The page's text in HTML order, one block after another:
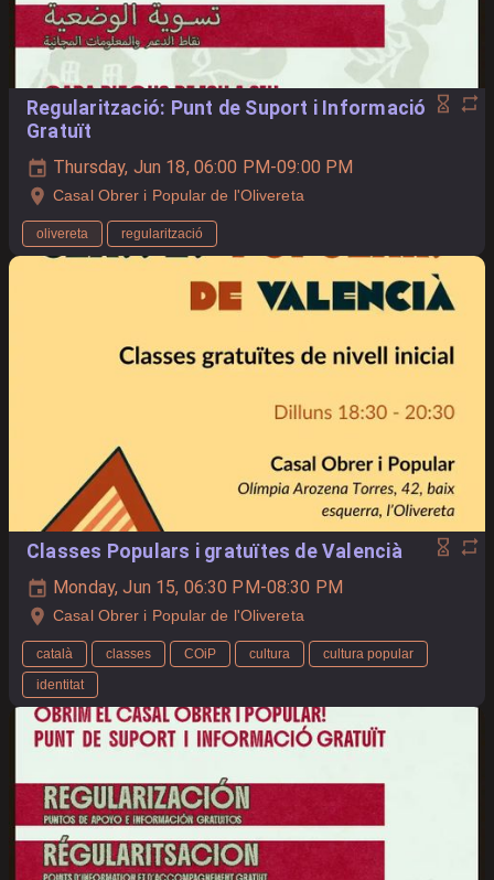
Regularització: Punt de Suport i Informació
Gratuït
Thursday, Jun 18, 06:00 PM-09:00 PM
Casal Obrer i Popular de l'Olivereta
olivereta regularització
Classes Populars i gratuïtes de Valencià
Monday, Jun 15, 06:30 PM-08:30 PM
Casal Obrer i Popular de l'Olivereta
català classes COiP cultura
cultura popular
identitat